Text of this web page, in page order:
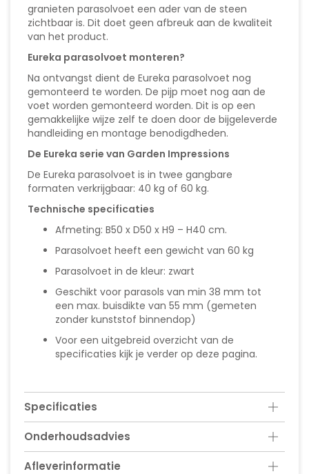
granieten parasolvoet een ader van de steen
zichtbaar is. Dit doet geen afbreuk aan de kwaliteit
van het product.
Eureka parasolvoet monteren?
Na ontvangst dient de Eureka parasolvoet nog
gemonteerd te worden. De pijp moet nog aan de
voet worden gemonteerd worden. Dit is op een
gemakkelijke wijze zelf te doen door de bijgeleverde
handleiding en montage benodigdheden.
De Eureka serie van Garden Impressions
De Eureka parasolvoet is in twee gangbare
formaten verkrijgbaar: 40 kg of 60 kg.
Technische specificaties
Afmeting: B50 x D50 x H9 – H40 cm.
Parasolvoet heeft een gewicht van 60 kg
Parasolvoet in de kleur: zwart
Geschikt voor parasols van min 38 mm tot
een max. buisdikte van 55 mm (gemeten
zonder kunststof binnendop)
Voor een uitgebreid overzicht van de
specificaties kijk je verder op deze pagina.
Specificaties
Onderhoudsadvies
Afleverinformatie